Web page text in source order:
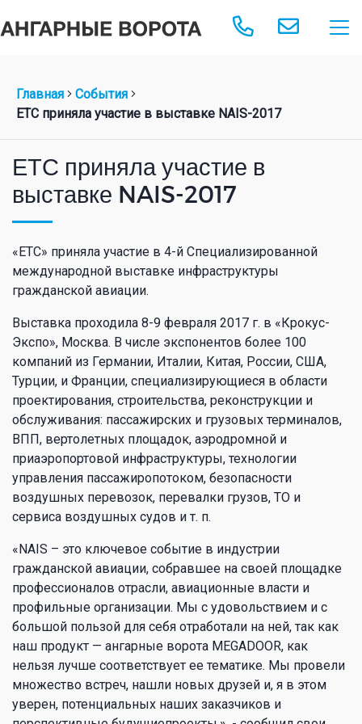
Главная
События
ЕТС приняла участие в выставке NAIS-2017
ЕТС приняла участие в
выставке NAIS-2017
«ЕТС» приняла участие в 4-й Специализированной
международной выставке инфраструктуры
гражданской авиации.
Выставка проходила 8-9 февраля 2017 г. в «Крокус-
Экспо», Москва. В числе экспонентов более 100
компаний из Германии, Италии, Китая, России, США,
Турции, и Франции, специализирующиеся в области
проектирования, строительства, реконструкции и
обслуживания: пассажирских и грузовых терминалов,
ВПП, вертолетных площадок, аэродромной и
приаэропортовой инфраструктуры, технологии
управления пассажиропотоком, безопасности
воздушных перевозок, перевалки грузов, ТО и
сервиса воздушных судов и т. п.
«NAIS – это ключевое событие в индустрии
гражданской авиации, собравшее на своей площадке
профессионалов отрасли, авиационные власти и
профильные организации. Мы с удовольствием и с
большой пользой для себя отработали на ней, так как
наш продукт — ангарные ворота MEGADOOR, как
нельзя лучше соответствует ее тематике. Мы провели
множество встреч, нашли новых друзей и, я в этом
уверен, потенциальных наших заказчиков и